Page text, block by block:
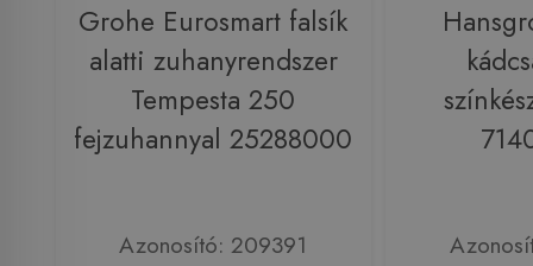
Grohe Eurosmart falsík
alatti zuhanyrendszer
Tempesta 250
fejzuhannyal 25288000
Azonosító: 209391